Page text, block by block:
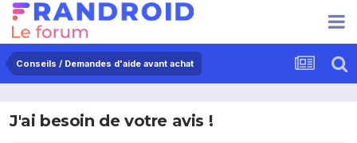
Conseils / Demandes d'aide avant achat
J'ai besoin de votre avis !